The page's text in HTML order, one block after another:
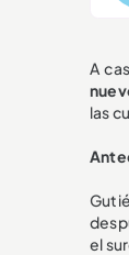
A
las
el